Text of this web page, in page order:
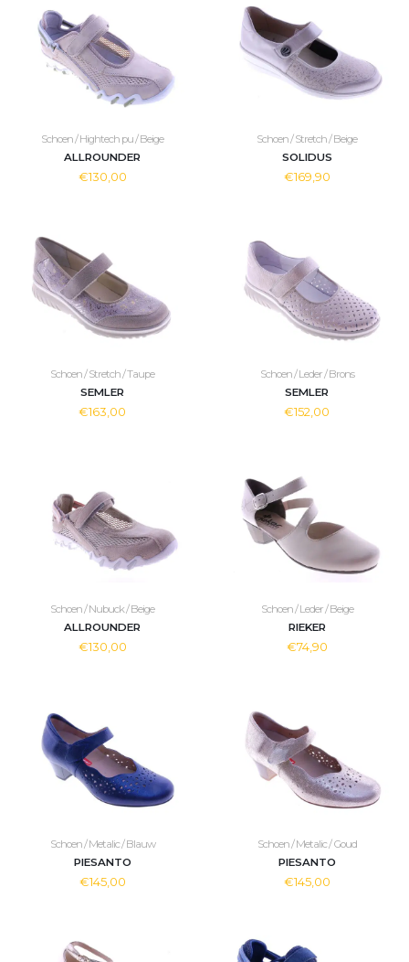
Schoen / Hightech pu / Beige
ALLROUNDER
€130,00
Schoen / Stretch / Beige
SOLIDUS
€169,90
Schoen / Stretch / Taupe
SEMLER
€163,00
Schoen / Leder / Brons
SEMLER
€152,00
Schoen / Nubuck / Beige
ALLROUNDER
€130,00
Schoen / Leder / Beige
RIEKER
€74,90
Schoen / Metalic / Blauw
PIESANTO
€145,00
Schoen / Metalic / Goud
PIESANTO
€145,00